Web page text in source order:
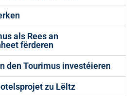
als Rees an
fërderen
den Tourimus investéieren
zu Lëltz